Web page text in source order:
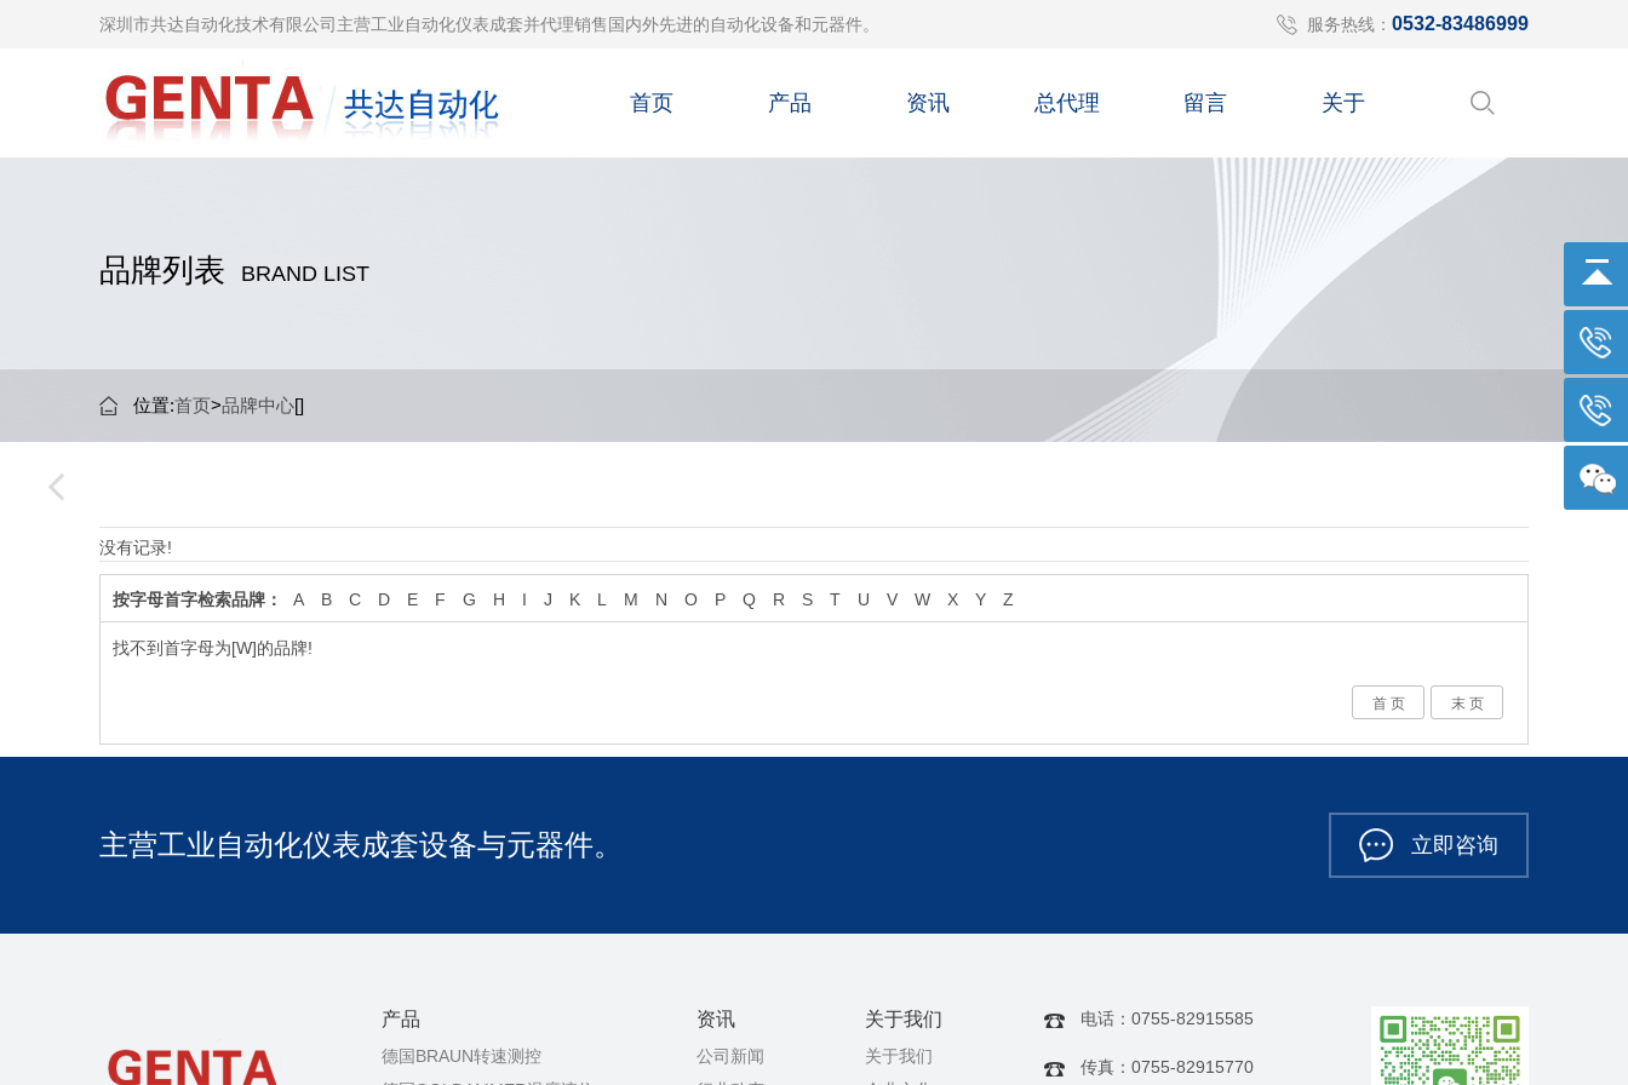
深圳市共达自动化技术有限公司主营工业自动化仪表成套并代理销售国内外先进的自动化设备和元器件。 服务热线： 0532-83486999
首页 产品 资讯 总代理 留言 关于
品牌列表 BRAND LIST
位置:首页>品牌中心[]
没有记录!
按字母首字检索品牌： A B C D E F G H I J K L M N O P Q R S T U V W X Y Z
找不到首字母为[W]的品牌!
首 页 末 页
主营工业自动化仪表成套设备与元器件。 立即咨询
产品
德国BRAUN转速测控
资讯
公司新闻
关于我们
关于我们
电话：0755-82915585
传真：0755-82915770